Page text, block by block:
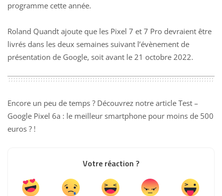
programme cette année.
Roland Quandt ajoute que les Pixel 7 et 7 Pro devraient être
livrés dans les deux semaines suivant l’évènement de
présentation de Google, soit avant le 21 octobre 2022.
Encore un peu de temps ? Découvrez notre article Test –
Google Pixel 6a : le meilleur smartphone pour moins de 500
euros ? !
Votre réaction ?